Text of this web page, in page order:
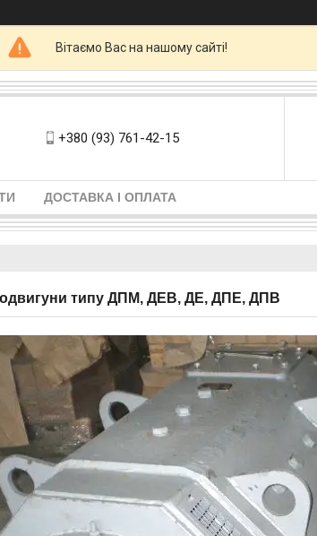
Вітаємо Вас на нашому сайті!
+380 (93) 761-42-15
ДОСТАВКА І ОПЛАТА
типу ДПМ, ДЕВ, ДЕ, ДПЕ, ДПВ